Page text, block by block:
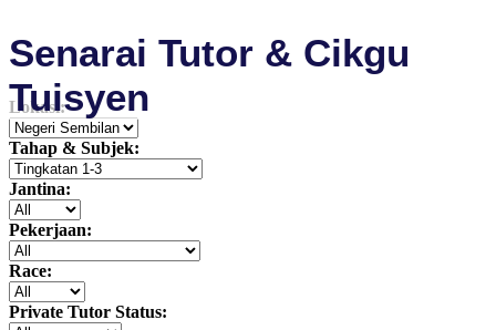
Senarai Tutor & Cikgu
Tuisyen
Lokasi:
Tahap & Subjek:
Jantina:
Pekerjaan:
Race:
Private Tutor Status: